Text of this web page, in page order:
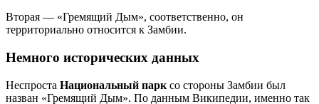
Вторая — «Гремящий Дым», соответственно, он
территориально относится к Замбии.
Немного исторических данных
Неспроста Национальный парк со стороны Замбии был
назван «Гремящий Дым». По данным Википедии, именно так